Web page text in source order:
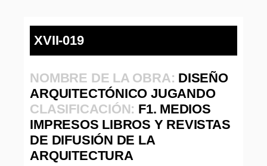
XVII-019
NOMBRE DE LA OBRA: DISEÑO
ARQUITECTÓNICO JUGANDO
CLASIFICACIÓN: F1. MEDIOS
IMPRESOS LIBROS Y REVISTAS
DE DIFUSIÓN DE LA
ARQUITECTURA